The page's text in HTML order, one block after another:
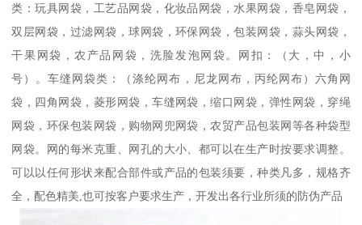
类：玩具网袋，工艺品网袋，化妆品网袋，水果网袋，香皂网袋，
双层网袋，过滤网袋，球网袋，环保网袋，包装网袋，蒜头网袋，
干果网袋，农产品网袋，洗脸发泡网袋。网扣：（大，中，小
号）。车缝网袋类：（涤纶网布，尼龙网布，丙纶网布）六角网
袋，四角网袋，菱形网袋，车缝网袋，缩口网袋，弹性网袋，穿绳
网袋，环保包装网袋，购物网兜网袋，农贸产品包装网等各种袋型
网袋。网的每米克重、网孔的大小、都可以在生产时按要求调整。
可以以任何形状来配合部件或产品的包装须要，种类凡多，规格齐
全，配色精美,也可按客户要求生产，开发出各行业所须的防伪产品